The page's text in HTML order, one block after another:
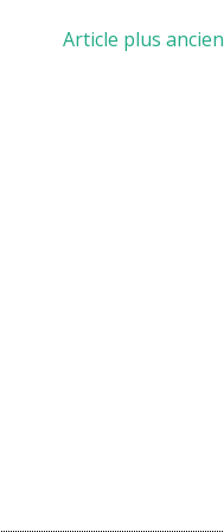
Article plus ancien